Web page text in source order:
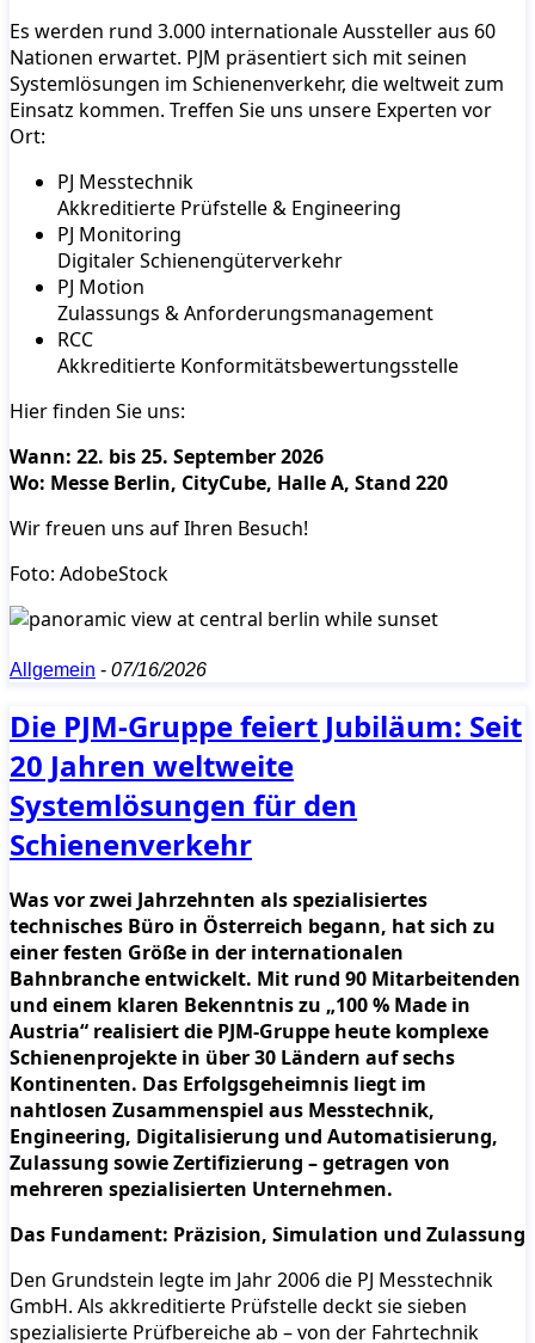
Es werden rund 3.000 internationale Aussteller aus 60
Nationen erwartet. PJM präsentiert sich mit seinen
Systemlösungen im Schienenverkehr, die weltweit zum
Einsatz kommen. Treffen Sie uns unsere Experten vor
Ort:
PJ Messtechnik
Akkreditierte Prüfstelle & Engineering
PJ Monitoring
Digitaler Schienengüterverkehr
PJ Motion
Zulassungs & Anforderungsmanagement
RCC
Akkreditierte Konformitätsbewertungsstelle
Hier finden Sie uns:
Wann: 22. bis 25. September 2026
Wo: Messe Berlin, CityCube, Halle A, Stand 220
Wir freuen uns auf Ihren Besuch!
Foto: AdobeStock
Allgemein - 07/16/2026
Die PJM-Gruppe feiert Jubiläum: Seit
20 Jahren weltweite
Systemlösungen für den
Schienenverkehr
Was vor zwei Jahrzehnten als spezialisiertes
technisches Büro in Österreich begann, hat sich zu
einer festen Größe in der internationalen
Bahnbranche entwickelt. Mit rund 90 Mitarbeitenden
und einem klaren Bekenntnis zu „100 % Made in
Austria“ realisiert die PJM-Gruppe heute komplexe
Schienenprojekte in über 30 Ländern auf sechs
Kontinenten. Das Erfolgsgeheimnis liegt im
nahtlosen Zusammenspiel aus Messtechnik,
Engineering, Digitalisierung und Automatisierung,
Zulassung sowie Zertifizierung – getragen von
mehreren spezialisierten Unternehmen.
Das Fundament: Präzision, Simulation und Zulassung
Den Grundstein legte im Jahr 2006 die PJ Messtechnik
GmbH. Als akkreditierte Prüfstelle deckt sie sieben
spezialisierte Prüfbereiche ab – von der Fahrtechnik